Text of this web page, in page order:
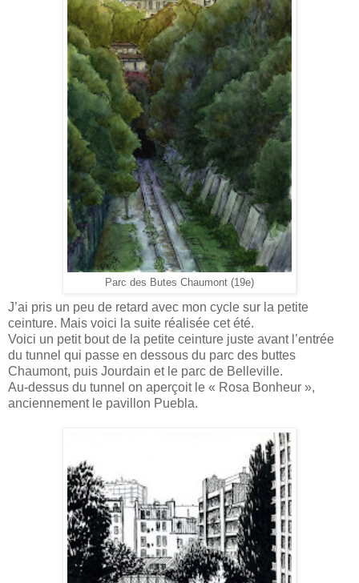
Parc des Butes Chaumont (19e)
J’ai pris un peu de retard avec mon cycle sur la petite
ceinture. Mais voici la suite réalisée cet été.
Voici un petit bout de la petite ceinture juste avant l’entrée
du tunnel qui passe en dessous du parc des buttes
Chaumont, puis Jourdain et le parc de Belleville.
Au-dessus du tunnel on aperçoit le « Rosa Bonheur »,
anciennement le pavillon Puebla.